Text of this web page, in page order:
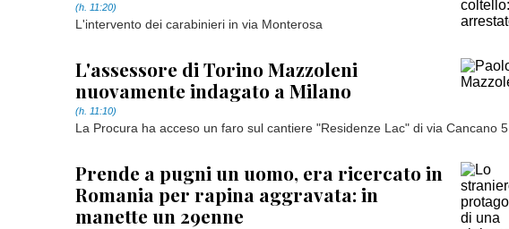
(h. 11:20)
L'intervento dei carabinieri in via Monterosa
L'assessore di Torino Mazzoleni
nuovamente indagato a Milano
(h. 11:10)
La Procura ha acceso un faro sul cantiere "Residenze Lac" di via Cancano 5
Prende a pugni un uomo, era ricercato in
Romania per rapina aggravata: in
manette un 29enne